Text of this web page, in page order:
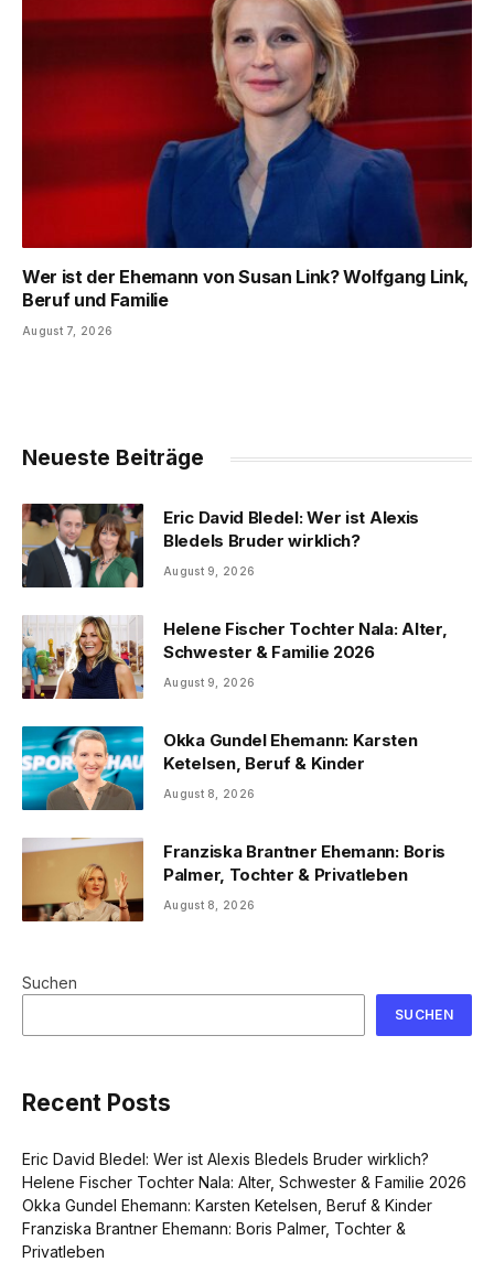
Wer ist der Ehemann von Susan Link? Wolfgang Link,
Beruf und Familie
August 7, 2026
Neueste Beiträge
Eric David Bledel: Wer ist Alexis
Bledels Bruder wirklich?
August 9, 2026
Helene Fischer Tochter Nala: Alter,
Schwester & Familie 2026
August 9, 2026
Okka Gundel Ehemann: Karsten
Ketelsen, Beruf & Kinder
August 8, 2026
Franziska Brantner Ehemann: Boris
Palmer, Tochter & Privatleben
August 8, 2026
Suchen
SUCHEN
Recent Posts
Eric David Bledel: Wer ist Alexis Bledels Bruder wirklich?
Helene Fischer Tochter Nala: Alter, Schwester & Familie 2026
Okka Gundel Ehemann: Karsten Ketelsen, Beruf & Kinder
Franziska Brantner Ehemann: Boris Palmer, Tochter &
Privatleben